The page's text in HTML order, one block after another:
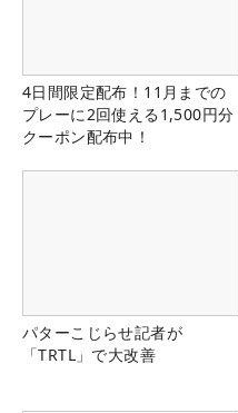
4日間限定配布！11月までの
プレーに2回使える1,500円分
クーポン配布中！
パターこじらせ記者が
「TRTL」で大改善